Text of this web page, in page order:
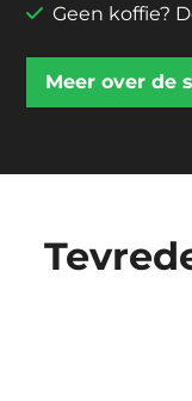
Geen koffie?
Meer over de